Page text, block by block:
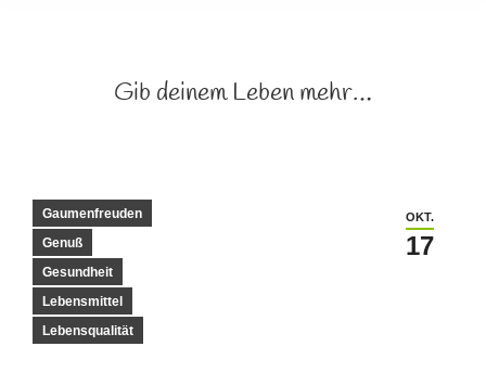
Gib deinem Leben mehr…
OKT.
17
Gaumenfreuden
Genuß
Gesundheit
Lebensmittel
Lebensqualität